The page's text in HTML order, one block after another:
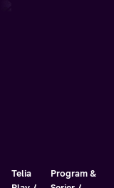
Telia
Program &